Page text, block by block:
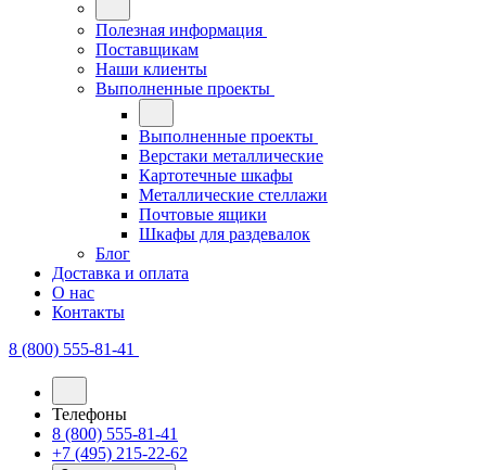
Полезная информация
Поставщикам
Наши клиенты
Выполненные проекты
Выполненные проекты
Верстаки металлические
Картотечные шкафы
Металлические стеллажи
Почтовые ящики
Шкафы для раздевалок
Блог
Доставка и оплата
О нас
Контакты
8 (800) 555-81-41
Телефоны
8 (800) 555-81-41
+7 (495) 215-22-62